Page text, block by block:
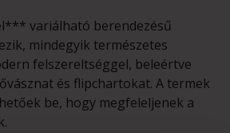
variálható berendezésű
mindegyik természetes
felszereltséggel, beleértve
és flipchartokat. A termek
be, hogy megfeleljenek a